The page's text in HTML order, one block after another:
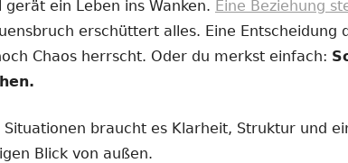
gerät ein Leben ins Wanken. Eine Beziehung
erschüttert alles. Eine Entscheidung
Chaos herrscht. Oder du merkst einfach:
Situationen braucht es Klarheit, Struktur und
Blick von außen.